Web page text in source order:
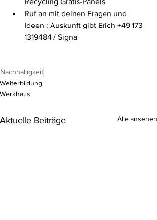
Recycling Gratis-Panels
Ruf an mit deinen Fragen und
Ideen : Auskunft gibt Erich +49 173
1319484 / Signal
Nachhaltigkeit
Weiterbildung
Werkhaus
Aktuelle Beiträge Alle ansehen